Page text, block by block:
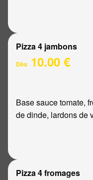
Pizza 4 jambons
Dès 10.00 €
Base sauce tomate,
de dinde, lardons de
Pizza 4 fromages